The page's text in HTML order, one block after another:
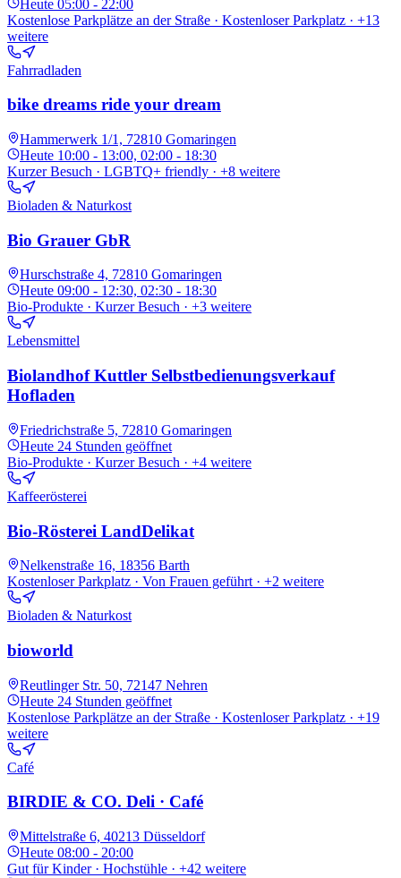
Heute 05:00 - 22:00
Kostenlose Parkplätze an der Straße · Kostenloser Parkplatz · +13
weitere
Fahrradladen
bike dreams ride your dream
Hammerwerk 1/1, 72810 Gomaringen
Heute 10:00 - 13:00, 02:00 - 18:30
Kurzer Besuch · LGBTQ+ friendly · +8 weitere
Bioladen & Naturkost
Bio Grauer GbR
Hurschstraße 4, 72810 Gomaringen
Heute 09:00 - 12:30, 02:30 - 18:30
Bio-Produkte · Kurzer Besuch · +3 weitere
Lebensmittel
Biolandhof Kuttler Selbstbedienungsverkauf
Hofladen
Friedrichstraße 5, 72810 Gomaringen
Heute 24 Stunden geöffnet
Bio-Produkte · Kurzer Besuch · +4 weitere
Kaffeerösterei
Bio-Rösterei LandDelikat
Nelkenstraße 16, 18356 Barth
Kostenloser Parkplatz · Von Frauen geführt · +2 weitere
Bioladen & Naturkost
bioworld
Reutlinger Str. 50, 72147 Nehren
Heute 24 Stunden geöffnet
Kostenlose Parkplätze an der Straße · Kostenloser Parkplatz · +19
weitere
Café
BIRDIE & CO. Deli · Café
Mittelstraße 6, 40213 Düsseldorf
Heute 08:00 - 20:00
Gut für Kinder · Hochstühle · +42 weitere